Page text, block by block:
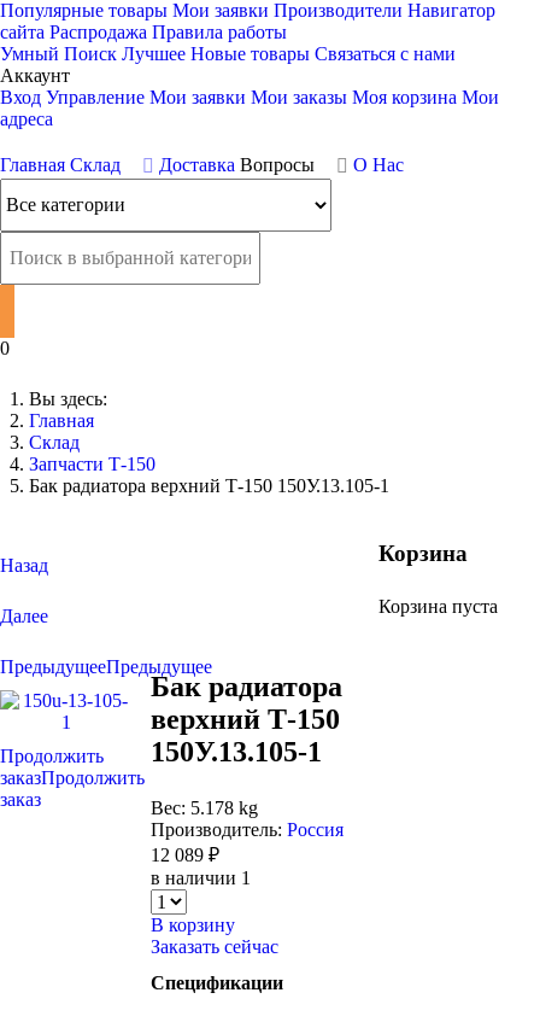
Популярные товары Мои заявки Производители Навигатор
сайта Распродажа Правила работы
Умный Поиск Лучшее Новые товары Связаться с нами
Аккаунт
Вход Управление Мои заявки Мои заказы Моя корзина Мои
адреса
Главная Склад Доставка Вопросы О Нас
0
Вы здесь:
Главная
Склад
Запчасти Т-150
Бак радиатора верхний Т-150 150У.13.105-1
Назад
Далее
ПредыдущееПредыдущее
Продолжить
заказПродолжить
заказ
Бак радиатора
верхний Т-150
150У.13.105-1
Вес: 5.178 kg
Производитель:Россия
12 089 ₽
в наличии 1
В корзину
Заказать сейчас
Спецификации
Корзина
Корзина пуста